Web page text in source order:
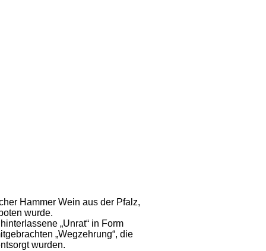
Hammer Wein aus der Pfalz,
wurde.
„Unrat“ in Form
„Wegzehrung“, die
wurden.